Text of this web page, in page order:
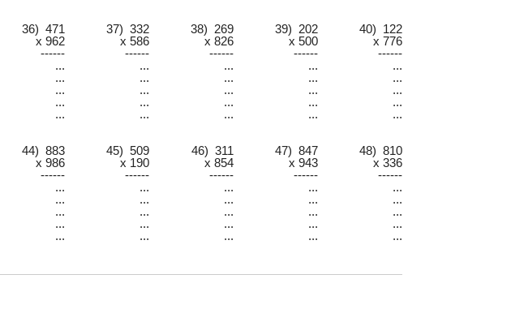
36) 471 37) 332 38) 269 39) 202
40) 122
x 962 x 586 x 826 x 500
x 776
------ ------ ------ ------
------
... ... ... ...
...
... ... ... ...
...
... ... ... ...
...
... ... ... ...
...
... ... ... ... ...
44) 883 45) 509 46) 311 47) 847
48) 810
x 986 x 190 x 854 x 943
x 336
------ ------ ------ ------
------
... ... ... ...
...
... ... ... ...
...
... ... ... ...
...
... ... ... ...
...
... ... ... ... ...